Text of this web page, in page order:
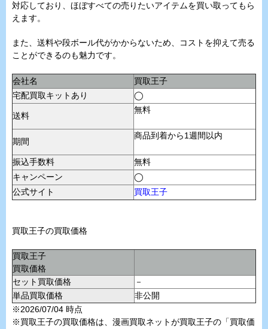
対応しており、ほぼすべての売りたいアイテムを買い取ってもら
えます。
また、送料や段ボール代がかからないため、コストを抑えて売る
ことができるのも魅力です。
会社名
買取王子
宅配買取キットあり
◯
送料
無料
期間
商品到着から1週間以内
振込手数料
無料
キャンペーン
◯
公式サイト
買取王子
買取王子の買取価格
買取王子
買取価格
セット買取価格
－
単品買取価格
非公開
※2026/07/04 時点
※買取王子の買取価格は、漫画買取ネットが買取王子の「買取価